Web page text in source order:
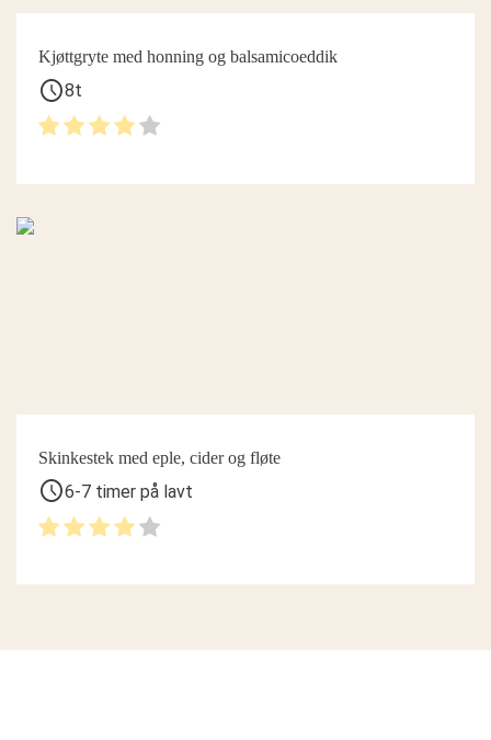
Kjøttgryte med honning og balsamicoeddik
schedule8t
Skinkestek med eple, cider og fløte
schedule6-7 timer på lavt